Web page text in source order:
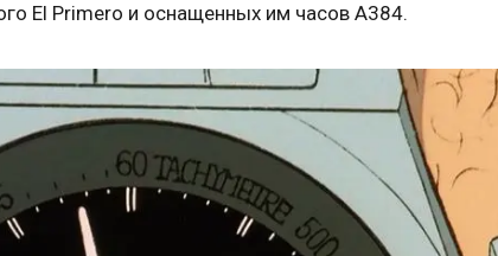
El Primero и оснащенных им часов A384.